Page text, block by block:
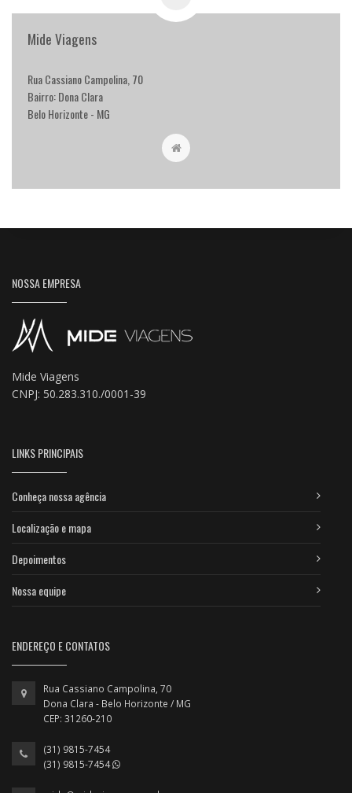
Mide Viagens
Rua Cassiano Campolina, 70
Bairro: Dona Clara
Belo Horizonte - MG
NOSSA EMPRESA
Mide Viagens
CNPJ: 50.283.310./0001-39
LINKS PRINCIPAIS
Conheça nossa agência
Localização e mapa
Depoimentos
Nossa equipe
ENDEREÇO E CONTATOS
Rua Cassiano Campolina, 70
Dona Clara - Belo Horizonte / MG
CEP: 31260-210
(31) 9815-7454
(31) 9815-7454